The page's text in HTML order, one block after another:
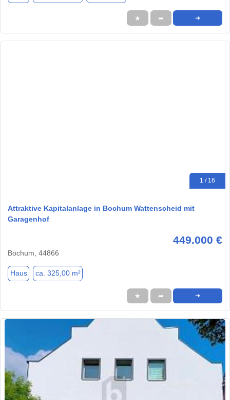
★ ➦ ➜
1 / 16
Attraktive Kapitalanlage in Bochum Wattenscheid mit
Garagenhof
449.000 €
Bochum, 44866
Haus ca. 325,00 m²
★ ➦ ➜